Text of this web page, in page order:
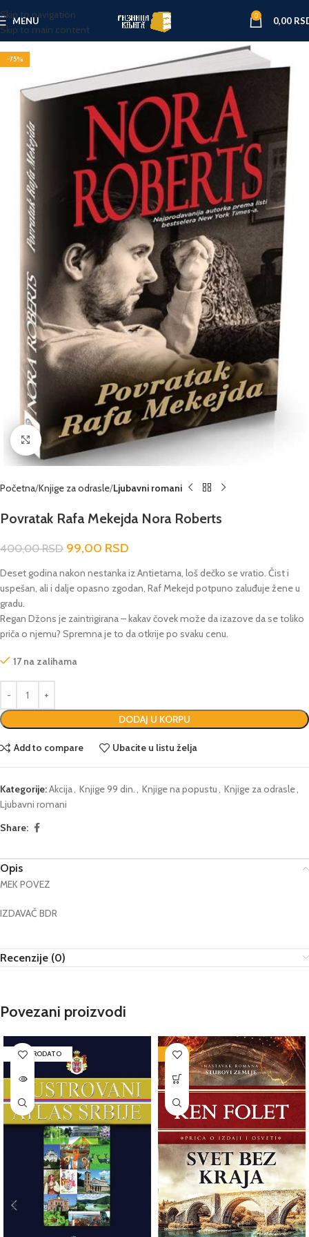
Skip to navigation
Skip to main content
MENU 0 0,00
-75%
Click to enlarge
Početna Knjige za odrasle Ljubavni romani
Povratak Rafa Mekejda Nora Roberts
400,00RSD 99,00 RSD
Deset godina nakon nestanka iz Antietama, loš dečko se vratio. Čist i
uspešan, ali i dalje opasno zgodan, Raf Mekejd potpuno zaluđuje žene u
gradu.
Regan Džons je zaintrigirana – kakav čovek može da izazove da se toliko
priča o njemu? Spremna je to da otkrije po svaku cenu.
17 na zalihama
DODAJ U KORPU
Add to compare Ubacite u listu želja
Kategorije:Akcija, Knjige 99 din., Knjige na popustu, Knjige za odrasle,
Ljubavni romani
Share:
Opis
MEK POVEZ
IZDAVAČ BDR
Recenzije (0)
Povezani proizvodi
RASPRODATO -48%